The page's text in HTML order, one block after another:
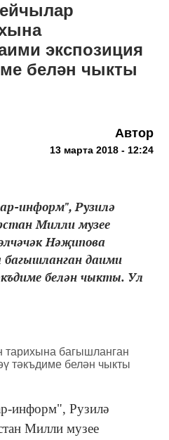
экспозиция
белән чыкты
Автор
13 марта 2018 - 12:24
информ", Рузилә
Милли музее
Нәҗипова
даими
белән чыкты. Ул
информ", Рузилә
Милли музее